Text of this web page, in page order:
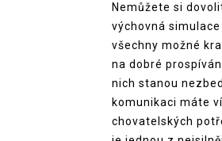
Nemůžete si
výchovná
všechny možné
na dobré
nich stanou
komunikaci máte
chovatelských